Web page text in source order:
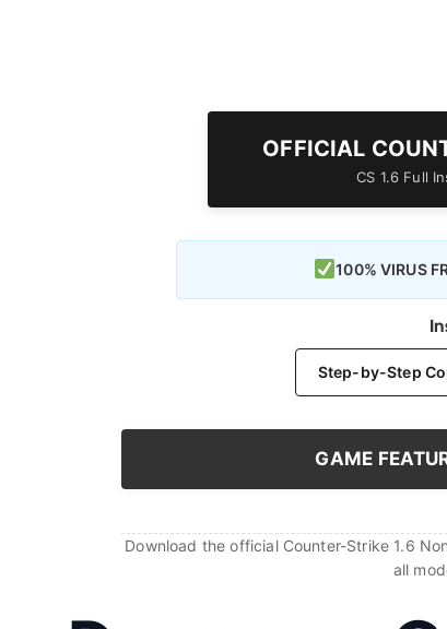
OFFICIAL
CS 1.6 Full
100% VIRUS
Step-by-Step
GAME
Download the official Counter-Strike 1.6
all